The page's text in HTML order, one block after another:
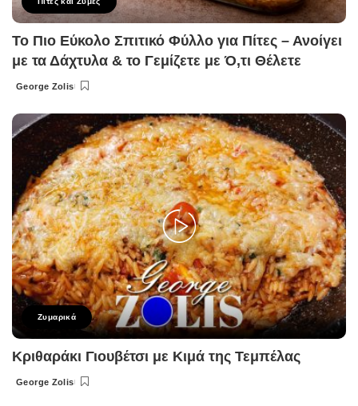
Το Πιο Εύκολο Σπιτικό Φύλλο για Πίτες – Ανοίγει
με τα Δάχτυλα & το Γεμίζετε με Ό,τι Θέλετε
Posted
George Zolis
Ζυμαρικά
Κριθαράκι Γιουβέτσι με Κιμά της Τεμπέλας
Posted
George Zolis